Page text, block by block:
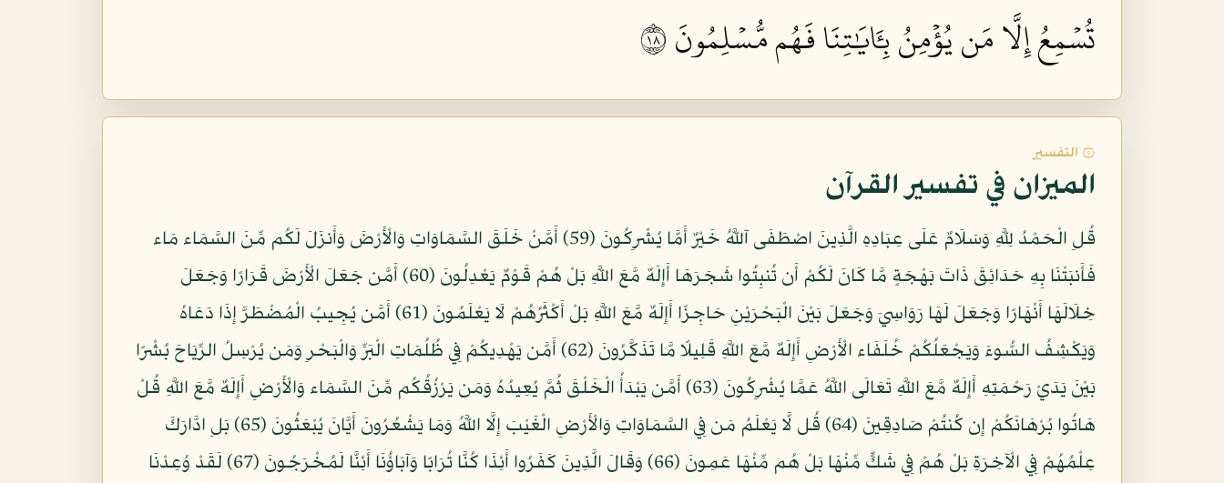
تُسۡمِعُ إِلَّا مَن يُؤۡمِنُ بِـَٔايَٰتِنَا فَهُم مُّسۡلِمُونَ ٨١
۞ التفسير
الميزان في تفسير القرآن
قُلِ الْحَمْدُ لِلَّهِ وَسَلَامٌ عَلَى عِبَادِهِ الَّذِينَ اصْطَفَى آللَّهُ خَيْرٌ أَمَّا يُشْرِكُونَ (59) أَمَّنْ خَلَقَ السَّمَاوَاتِ وَالْأَرْضَ وَأَنزَلَ لَكُم مِّنَ السَّمَاء مَاء
فَأَنبَتْنَا بِهِ حَدَائِقَ ذَاتَ بَهْجَةٍ مَّا كَانَ لَكُمْ أَن تُنبِتُوا شَجَرَهَا أَإِلَهٌ مَّعَ اللَّهِ بَلْ هُمْ قَوْمٌ يَعْدِلُونَ (60) أَمَّن جَعَلَ الْأَرْضَ قَرَارًا وَجَعَلَ
خِلَالَهَا أَنْهَارًا وَجَعَلَ لَهَا رَوَاسِيَ وَجَعَلَ بَيْنَ الْبَحْرَيْنِ حَاجِزًا أَإِلَهٌ مَّعَ اللَّهِ بَلْ أَكْثَرُهُمْ لَا يَعْلَمُونَ (61) أَمَّن يُجِيبُ الْمُضْطَرَّ إِذَا دَعَاهُ
وَيَكْشِفُ السُّوءَ وَيَجْعَلُكُمْ خُلَفَاء الْأَرْضِ أَإِلَهٌ مَّعَ اللَّهِ قَلِيلًا مَّا تَذَكَّرُونَ (62) أَمَّن يَهْدِيكُمْ فِي ظُلُمَاتِ الْبَرِّ وَالْبَحْرِ وَمَن يُرْسِلُ الرِّيَاحَ بُشْرًا
بَيْنَ يَدَيْ رَحْمَتِهِ أَإِلَهٌ مَّعَ اللَّهِ تَعَالَى اللَّهُ عَمَّا يُشْرِكُونَ (63) أَمَّن يَبْدَأُ الْخَلْقَ ثُمَّ يُعِيدُهُ وَمَن يَرْزُقُكُم مِّنَ السَّمَاء وَالْأَرْضِ أَإِلَهٌ مَّعَ اللَّهِ قُلْ
هَاتُوا بُرْهَانَكُمْ إِن كُنتُمْ صَادِقِينَ (64) قُل لَّا يَعْلَمُ مَن فِي السَّمَاوَاتِ وَالْأَرْضِ الْغَيْبَ إِلَّا اللَّهُ وَمَا يَشْعُرُونَ أَيَّانَ يُبْعَثُونَ (65) بَلِ ادَّارَكَ
عِلْمُهُمْ فِي الْآخِرَةِ بَلْ هُمْ فِي شَكٍّ مِّنْهَا بَلْ هُم مِّنْهَا عَمِونَ (66) وَقَالَ الَّذِينَ كَفَرُوا أَئِذَا كُنَّا تُرَابًا وَآبَاؤُنَا أَئِنَّا لَمُخْرَجُونَ (67) لَقَدْ وُعِدْنَا